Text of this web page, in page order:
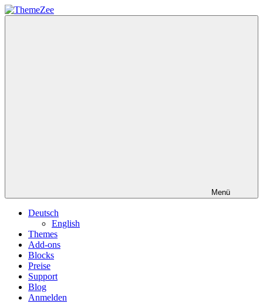
Zum
Inhalt
ThemeZee
Menü
Deutsch
English
Themes
Add-ons
Blocks
Preise
Support
Blog
Anmelden